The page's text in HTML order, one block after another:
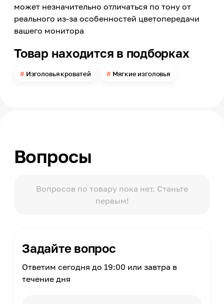
может незначительно отличаться по тону от
реального из-за особенностей цветопередачи
вашего монитора
Товар находится в подборках
Изголовья кроватей Мягкие изголовья
Вопросы
Вопросов по товару пока нет. Станьте
первым!
Задайте вопрос
Ответим сегодня до 19:00 или завтра в
течение дня